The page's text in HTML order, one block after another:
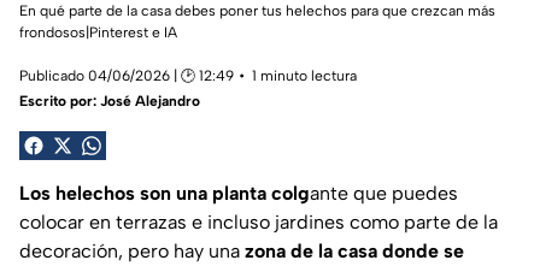
En qué parte de la casa debes poner tus helechos para que crezcan más
frondosos|Pinterest e IA
Publicado 04/06/2026 | 🕑 12:49
1 minuto lectura
Escrito por: José Alejandro
Los helechos son una planta colgante que puedes
colocar en terrazas e incluso jardines como parte de la
decoración, pero hay una zona de la casa donde se